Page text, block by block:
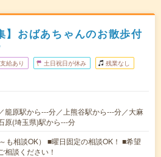
】おばあちゃんのお散歩付
給あり 土日祝日が休み 残業なし
籠原駅から---分／上熊谷駅から---分／大麻
原(埼玉県)駅から---分
も相談OK） ■曜日固定の相談OK！ ■希望
相談ください！